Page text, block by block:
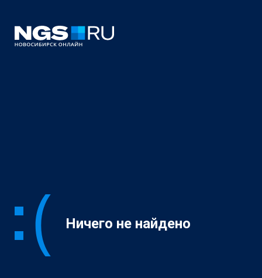
Ничего не найдено